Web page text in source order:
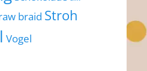
braid Stroh
Vogel